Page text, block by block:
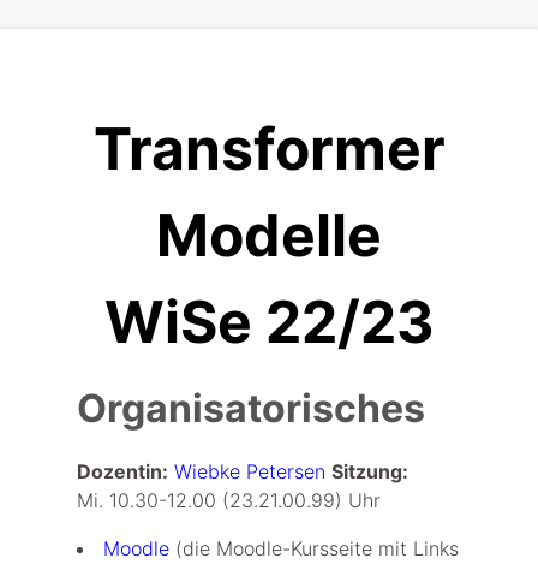
Transformer
Modelle
WiSe 22/23
Organisatorisches
Dozentin: Wiebke Petersen Sitzung:
Mi. 10.30-12.00 (23.21.00.99) Uhr
Moodle (die Moodle-Kursseite mit Links